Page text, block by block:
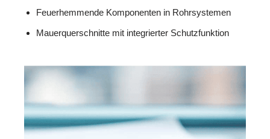
Feuerhemmende Komponenten in Rohrsystemen
Mauerquerschnitte mit integrierter Schutzfunktion